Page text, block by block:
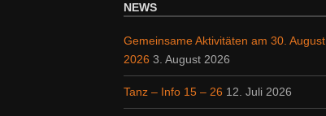
NEWS
Gemeinsame Aktivitäten am 30. August
2026 3. August 2026
Tanz – Info 15 – 26 12. Juli 2026